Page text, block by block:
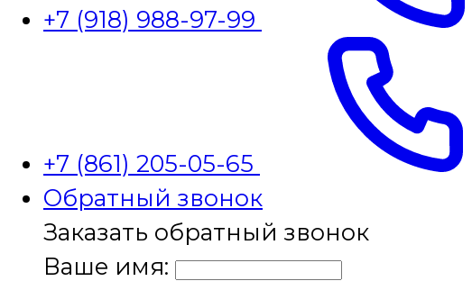
+7 (918) 988-97-99
+7 (861) 205-05-65
Обратный звонок
Заказать обратный звонок
Ваше имя: